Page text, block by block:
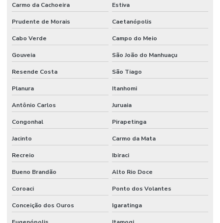
Carmo da Cachoeira Estiva
Prudente de Morais Caetanópolis
Cabo Verde Campo do Meio
Gouveia São João do Manhuaçu
Resende Costa São Tiago
Planura Itanhomi
Antônio Carlos Juruaia
Congonhal Pirapetinga
Jacinto Carmo da Mata
Recreio Ibiraci
Bueno Brandão Alto Rio Doce
Coroaci Ponto dos Volantes
Conceição dos Ouros Igaratinga